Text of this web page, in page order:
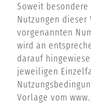
Soweit
Nutzungen dieser
vorgenannten
wird an
darauf
jeweiligen
Vorlage vom